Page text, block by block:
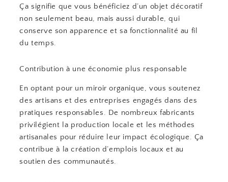
Ça signifie que vous bénéficiez d’un objet décoratif
non seulement beau, mais aussi durable, qui
conserve son apparence et sa fonctionnalité au fil
du temps.
Contribution à une économie plus responsable
En optant pour un miroir organique, vous soutenez
des artisans et des entreprises engagés dans des
pratiques responsables. De nombreux fabricants
privilégient la production locale et les méthodes
artisanales pour réduire leur impact écologique. Ça
contribue à la création d’emplois locaux et au
soutien des communautés.